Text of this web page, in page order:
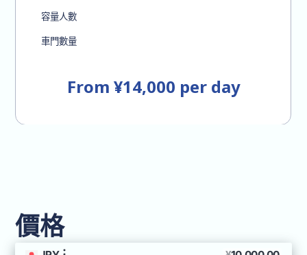
容量人數
車門數量
From ¥14,000 per day
價格